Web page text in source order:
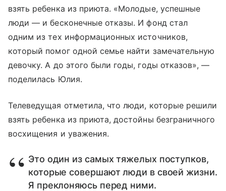
взять ребенка из приюта. «Молодые, успешные
люди — и бесконечные отказы. И фонд стал
одним из тех информационных источников,
который помог одной семье найти замечательную
девочку. А до этого были годы, годы отказов», —
поделилась Юлия.
Телеведущая отметила, что люди, которые решили
взять ребенка из приюта, достойны безграничного
восхищения и уважения.
Это один из самых тяжелых поступков,
которые совершают люди в своей жизни.
Я преклоняюсь перед ними.